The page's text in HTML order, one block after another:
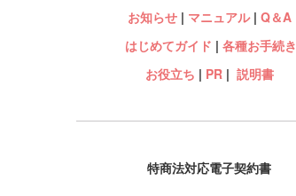
お知らせ| マニュアル| Q＆A
はじめてガイド | 各種お手続き
お役立ち | PR| 説明書
特商法対応電子契約書